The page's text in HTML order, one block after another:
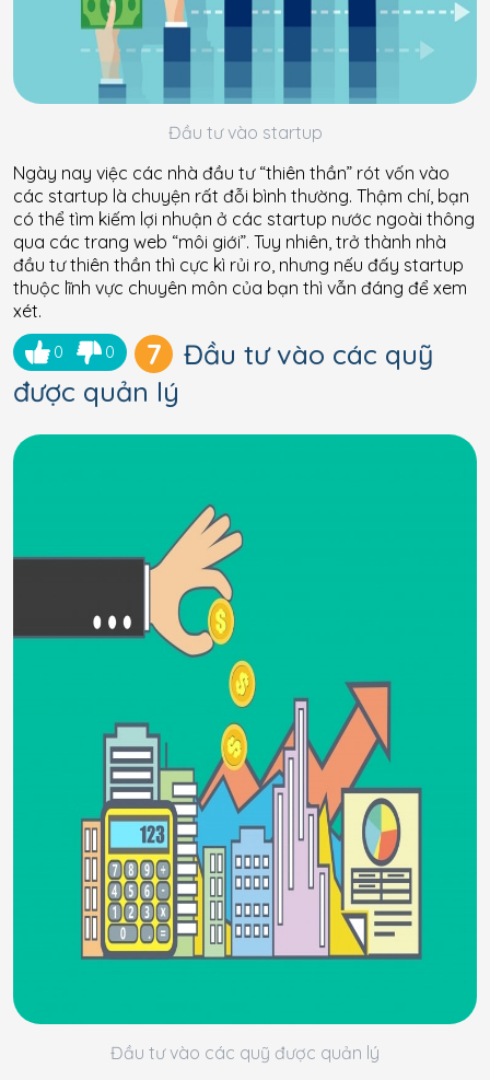
Đầu tư vào startup
Ngày nay việc các nhà đầu tư “thiên thần” rót vốn vào
các startup là chuyện rất đỗi bình thường. Thậm chí, bạn
có thể tìm kiếm lợi nhuận ở các startup nước ngoài thông
qua các trang web “môi giới”. Tuy nhiên, trở thành nhà
đầu tư thiên thần thì cực kì rủi ro, nhưng nếu đấy startup
thuộc lĩnh vực chuyên môn của bạn thì vẫn đáng để xem
xét.
0 0 7
Đầu tư vào các quỹ
được quản lý
Đầu tư vào các quỹ được quản lý